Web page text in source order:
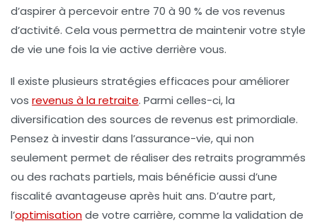
d’aspirer à percevoir entre 70 à 90 % de vos revenus
d’activité. Cela vous permettra de maintenir votre style
de vie une fois la vie active derrière vous.
Il existe plusieurs stratégies efficaces pour améliorer
vos revenus à la retraite. Parmi celles-ci, la
diversification des sources de revenus est primordiale.
Pensez à investir dans l’assurance-vie, qui non
seulement permet de réaliser des retraits programmés
ou des rachats partiels, mais bénéficie aussi d’une
fiscalité avantageuse après huit ans. D’autre part,
l’optimisationde votre carrière, comme la validation de